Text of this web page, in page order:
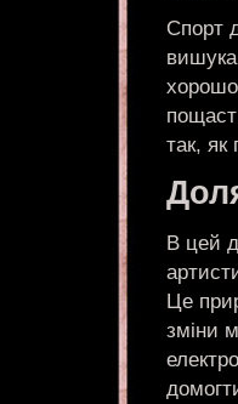
Спорт
так, як
В цей
Це
зміни